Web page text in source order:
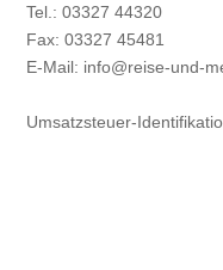
Tel.: 03327 44320
Fax: 03327 45481
E-Mail: info@reise-und-
Umsatzsteuer-